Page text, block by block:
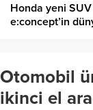
Honda yeni SUV
e:concept’in
Otomobil
ikinci el